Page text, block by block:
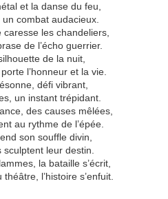
et la danse du feu,
combat audacieux.
les chandeliers,
de l’écho guerrier.
de la nuit,
l’honneur et la vie.
défi vibrant,
un instant trépidant.
des causes mêlées,
au rythme de l’épée.
son souffle divin,
leur destin.
la bataille s’écrit,
l’histoire s’enfuit.